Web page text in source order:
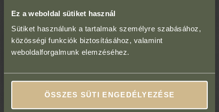
Ez a weboldal sütiket használ
Sütiket használunk a tartalmak személyre szabásához,
közösségi funkciók biztosításához, valamint
weboldalforgalmunk elemzéséhez.
ÖSSZES SÜTI ENGEDÉLYEZÉSE